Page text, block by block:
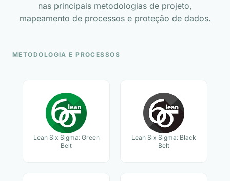
nas principais metodologias de projeto,
mapeamento de processos e proteção de dados.
METODOLOGIA E PROCESSOS
Lean Six Sigma: Green
Belt
Lean Six Sigma: Black
Belt